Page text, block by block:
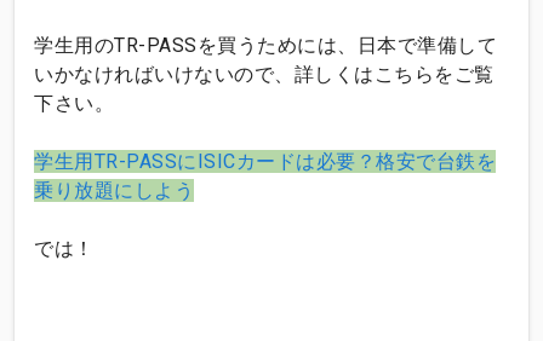
学生用のTR-PASSを買うためには、日本で準備して
いかなければいけないので、詳しくはこちらをご覧
下さい。
学生用TR-PASSにISICカードは必要？格安で台鉄を
乗り放題にしよう
では！